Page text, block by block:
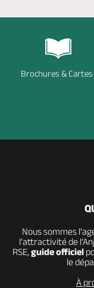
Brochures & Cartes
Nous sommes
l’attractivité de
RSE, guide officiel
le
À